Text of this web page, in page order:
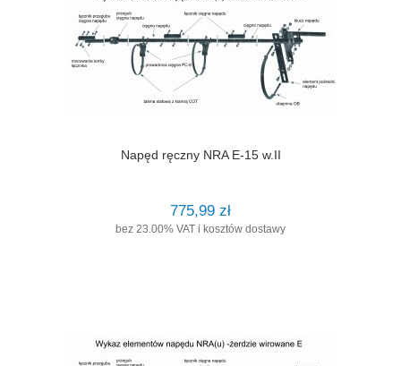
Napęd ręczny NRA E-15 w.II
775,99 zł
bez 23.00% VAT i kosztów dostawy